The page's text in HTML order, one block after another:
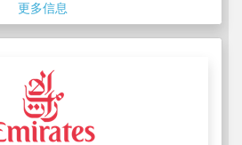
更多信息